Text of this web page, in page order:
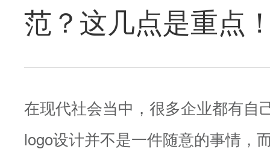
范？这几点是重点
在现代社会当中，很多企业都有自
logo设计并不是一件随意的事情，